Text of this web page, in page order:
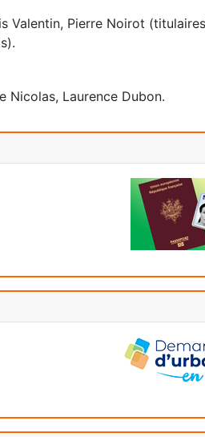
Valentin, Pierre Noirot
Nicolas, Laurence Dubon.